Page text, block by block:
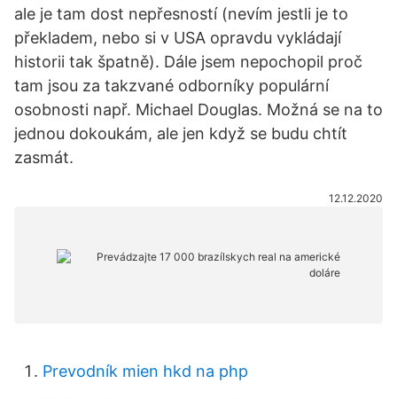
ale je tam dost nepřesností (nevím jestli je to
překladem, nebo si v USA opravdu vykládají
historii tak špatně). Dále jsem nepochopil proč
tam jsou za takzvané odborníky populární
osobnosti např. Michael Douglas. Možná se na to
jednou dokoukám, ale jen když se budu chtít
zasmát.
12.12.2020
Prevodník mien hkd na php